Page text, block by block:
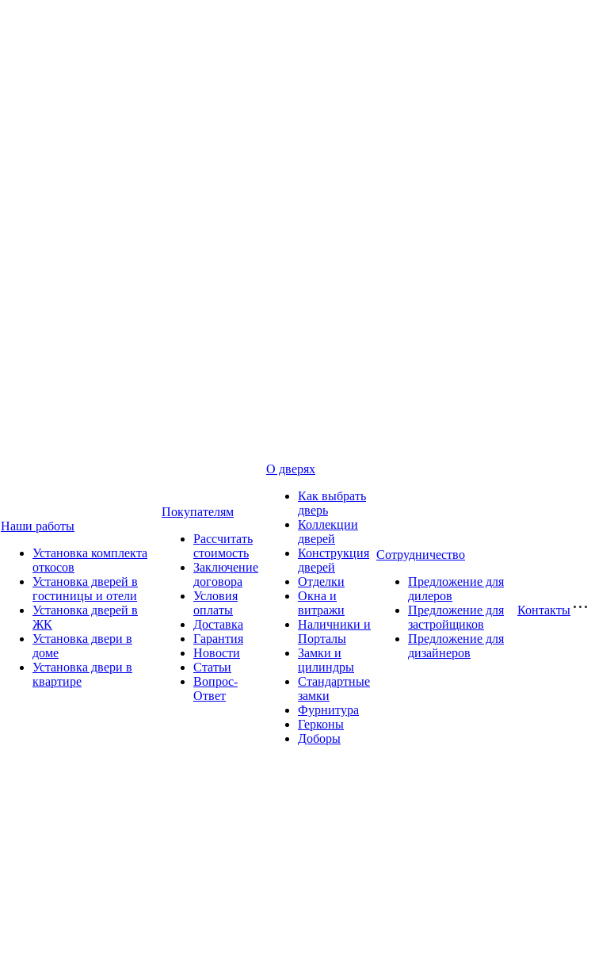
Наши работы
Установка комплекта
откосов
Установка дверей в
гостиницы и отели
Установка дверей в
ЖК
Установка двери в
доме
Установка двери в
квартире
Покупателям
Рассчитать
стоимость
Заключение
договора
Условия
оплаты
Доставка
Гарантия
Новости
Статьи
Вопрос-
Ответ
О дверях
Как выбрать
дверь
Коллекции
дверей
Конструкция
дверей
Отделки
Окна и
витражи
Наличники и
Порталы
Замки и
цилиндры
Стандартные
замки
Фурнитура
Герконы
Доборы
Сотрудничество
Предложение для
дилеров
Предложение для
застройщиков
Предложение для
дизайнеров
Контакты